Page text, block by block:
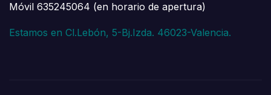
Móvil 635245064 (en horario de apertura)
Estamos en Cl.Lebón, 5-Bj.Izda. 46023-Valencia.